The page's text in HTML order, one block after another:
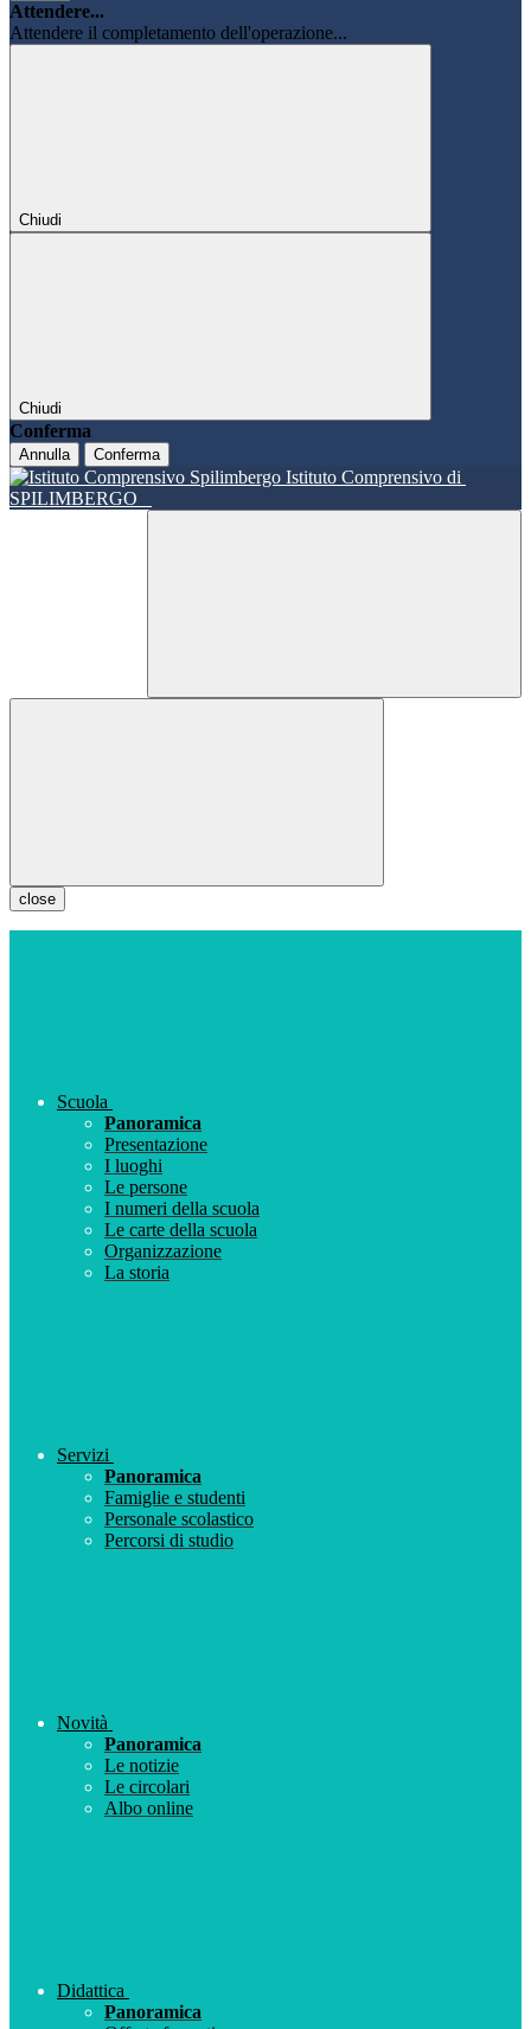
Attendere...
Attendere il completamento dell'operazione...
Chiudi
Chiudi
Conferma
Annulla Conferma
Istituto Comprensivo di
SPILIMBERGO
close
Scuola
Panoramica
Presentazione
I luoghi
Le persone
I numeri della scuola
Le carte della scuola
Organizzazione
La storia
Servizi
Panoramica
Famiglie e studenti
Personale scolastico
Percorsi di studio
Novità
Panoramica
Le notizie
Le circolari
Albo online
Didattica
Panoramica